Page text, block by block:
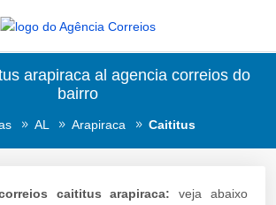
arapiraca al agencia correios do
bairro
AL Arapiraca Caititus
caititus arapiraca: veja abaixo